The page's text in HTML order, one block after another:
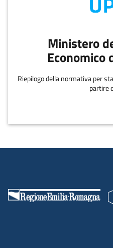
Ministero
Economico
Riepilogo della normativa per
partire